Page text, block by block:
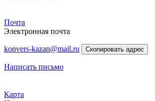
Почта
Электронная почта
konvers-kazan@mail.ru Скопировать адрес
Написать письмо
Карта